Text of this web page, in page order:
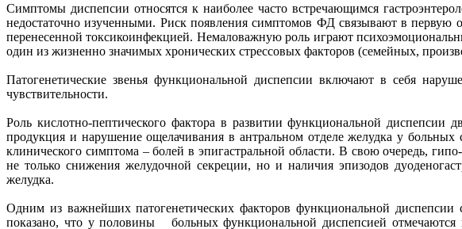
Симптомы диспепсии относятся к наиболее часто встречающимся
недостаточно изученными. Риск появления симптомов ФД связывают в первую
перенесенной токсикоинфекцией. Немаловажную роль играют
один из жизненно значимых хронических стрессовых факторов (семейных,
Патогенетические звенья функциональной диспепсии включают в себя
чувствительности.
Роль кислотно-пептического фактора в развитии функциональной
продукция и нарушение ощелачивания в антральном отделе желудка у
клинического симптома – болей в эпигастральной области. В свою очередь,
не только снижения желудочной секреции, но и наличия эпизодов
желудка.
Одним из важнейших патогенетических факторов функциональной
показано, что у половины больных функциональной диспепсией отмечаются